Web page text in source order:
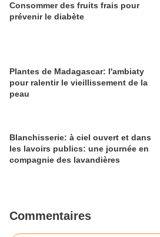
Consommer des fruits frais pour
prévenir le diabète
Plantes de Madagascar: l'ambiaty
pour ralentir le vieillissement de la
peau
Blanchisserie: à ciel ouvert et dans
les lavoirs publics: une journée en
compagnie des lavandières
Commentaires